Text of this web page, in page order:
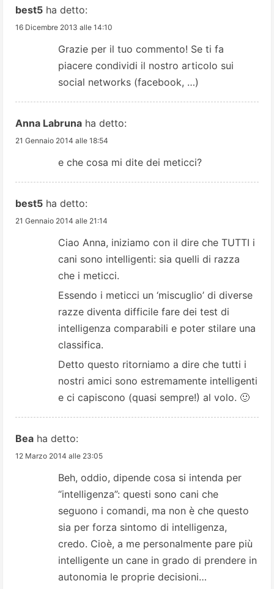
d
best5 ha detto:
16 Dicembre 2013 alle 14:10
Grazie per il tuo commento! Se ti fa
piacere condividi il nostro articolo sui
social networks (facebook, …)
Anna Labruna ha detto:
21 Gennaio 2014 alle 18:54
e che cosa mi dite dei meticci?
best5 ha detto:
21 Gennaio 2014 alle 21:14
Ciao Anna, iniziamo con il dire che TUTTI i
cani sono intelligenti: sia quelli di razza
che i meticci.
Essendo i meticci un ‘miscuglio’ di diverse
razze diventa difficile fare dei test di
intelligenza comparabili e poter stilare una
classifica.
Detto questo ritorniamo a dire che tutti i
nostri amici sono estremamente intelligenti
e ci capiscono (quasi sempre!) al volo. 🙂
Bea ha detto:
12 Marzo 2014 alle 23:05
Beh, oddio, dipende cosa si intenda per
“intelligenza”: questi sono cani che
seguono i comandi, ma non è che questo
sia per forza sintomo di intelligenza,
credo. Cioè, a me personalmente pare più
intelligente un cane in grado di prendere in
autonomia le proprie decisioni…